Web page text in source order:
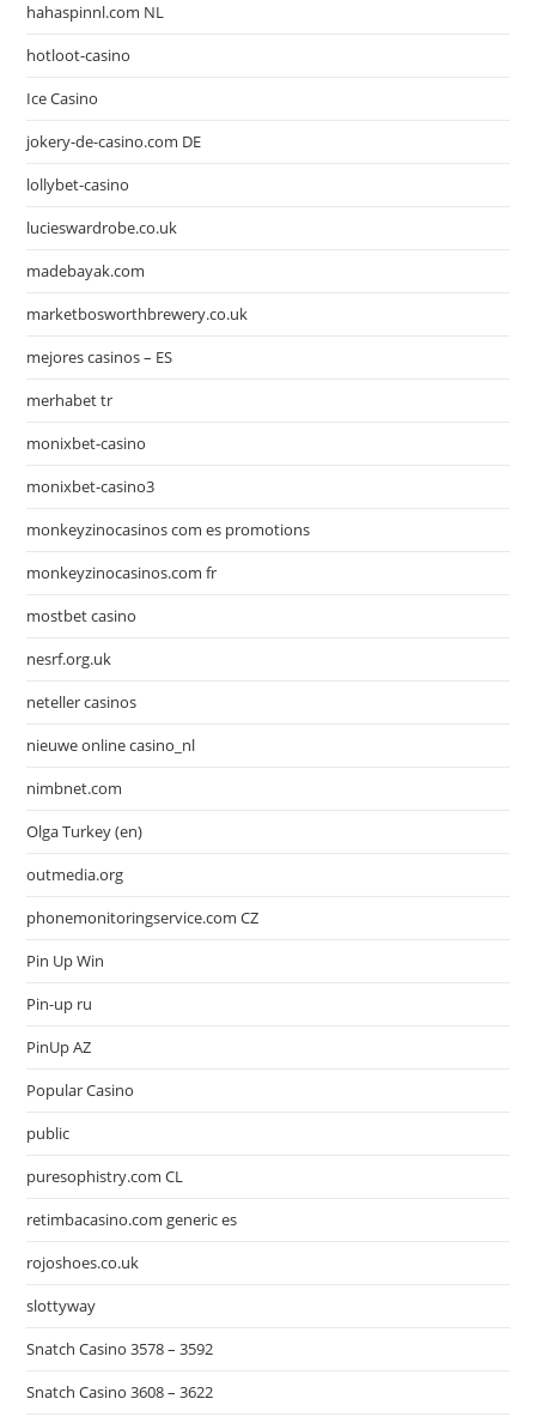
hahaspinnl.com NL
hotloot-casino
Ice Casino
jokery-de-casino.com DE
lollybet-casino
lucieswardrobe.co.uk
madebayak.com
marketbosworthbrewery.co.uk
mejores casinos – ES
merhabet tr
monixbet-casino
monixbet-casino3
monkeyzinocasinos com es promotions
monkeyzinocasinos.com fr
mostbet casino
nesrf.org.uk
neteller casinos
nieuwe online casino_nl
nimbnet.com
Olga Turkey (en)
outmedia.org
phonemonitoringservice.com CZ
Pin Up Win
Pin-up ru
PinUp AZ
Popular Casino
public
puresophistry.com CL
retimbacasino.com generic es
rojoshoes.co.uk
slottyway
Snatch Casino 3578 – 3592
Snatch Casino 3608 – 3622